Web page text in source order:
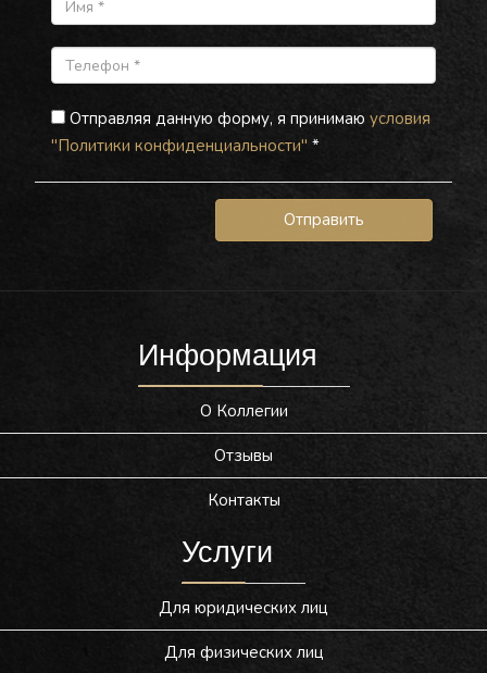
Отправляя данную форму, я принимаю условия
"Политики конфиденциальности" *
Отправить
Информация
О Коллегии
Отзывы
Контакты
Услуги
Для юридических лиц
Для физических лиц